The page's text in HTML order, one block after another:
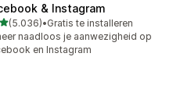
& Instagram
van 5 sterren
(5.036)
recensies in totaal
•Gratis te installeren
naadloos je aanwezigheid op
en Instagram